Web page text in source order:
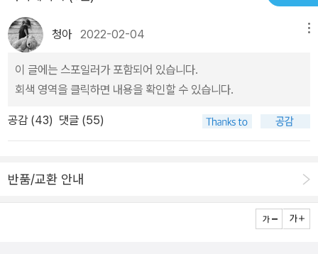
청아2022-02-04
이 글에는 스포일러가 포함되어 있습니다.
회색 영역을 클릭하면 내용을 확인할 수 있습니다.
공감 (43) 댓글 (55)
반품/교환 안내